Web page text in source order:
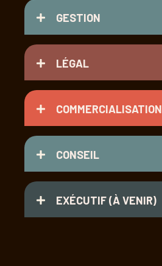
GESTION
LÉGAL
COMMERCIALISATION
CONSEIL
EXÉCUTIF (À VENIR)